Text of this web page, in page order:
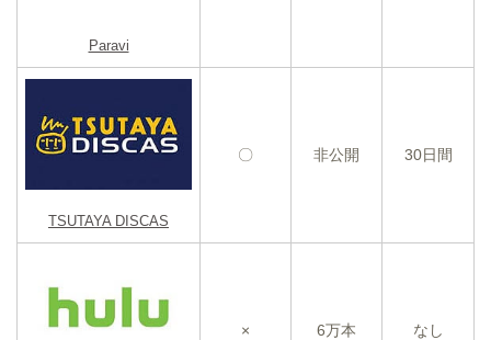
Paravi
TSUTAYA DISCAS
〇 非公開 30日間
× 6万本 なし